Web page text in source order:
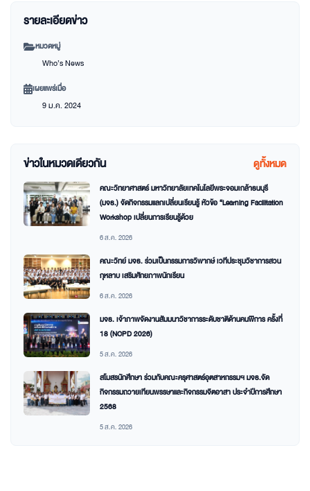
รายละเอียดข่าว
หมวดหมู่
Who’s News
เผยแพร่เมื่อ
9 ม.ค. 2024
ข่าวในหมวดเดียวกัน ดูทั้งหมด
คณะวิทยาศาสตร์ มหาวิทยาลัยเทคโนโลยีพระจอมเกล้าธนบุรี
(มจธ.) จัดกิจกรรมแลกเปลี่ยนเรียนรู้ หัวข้อ “Learning Facilitation
Workshop เปลี่ยนการเรียนรู้ด้วย
6 ส.ค. 2026
คณะวิทย์ มจธ. ร่วมเป็นกรรมการวิพากษ์ เวทีประชุมวิชาการสวน
กุหลาบ เสริมศักยภาพนักเรียน
6 ส.ค. 2026
มจธ. เจ้าภาพจัดงานสัมมนาวิชาการระดับชาติด้านคนพิการ ครั้งที่
18 (NCPD 2026)
5 ส.ค. 2026
สโมสรนักศึกษา ร่วมกับคณะครุศาสตร์อุตสาหกรรมฯ มจธ.จัด
กิจกรรมถวายเทียนพรรษาและกิจกรรมจิตอาสา ประจำปีการศึกษา
2568
5 ส.ค. 2026